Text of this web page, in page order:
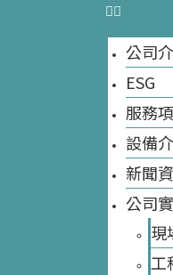
公司
ESG
服務
設備
新聞
公司
現
工
大自然環保科技
法？
「腐
準
寬鬆
是關鍵 資
源：